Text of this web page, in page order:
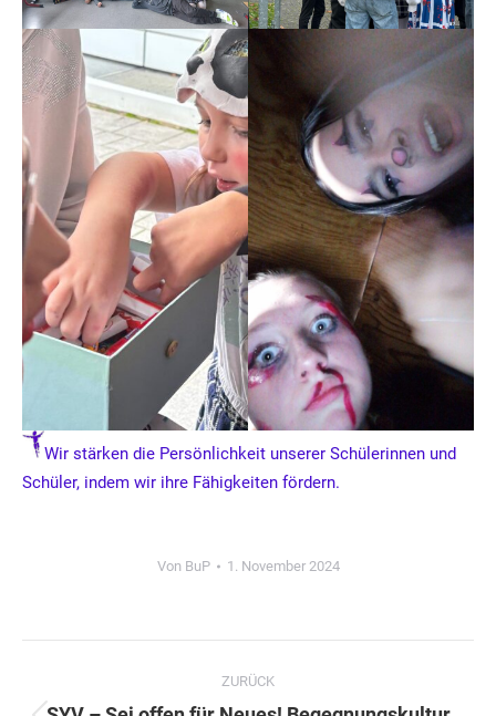
Wir stärken die Persönlichkeit unserer Schülerinnen und
Schüler, indem wir ihre Fähigkeiten fördern.
Von BuP 1. November 2024
ZURÜCK